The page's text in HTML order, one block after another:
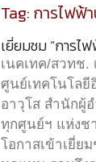
Tag: การไฟฟ้
เยี่ยมชม “การ
เนคเทค/สวทช
ศูนย์เทคโนโลยี
อาวุโส สำนักผู้
ทุกศูนย์ฯ แห่งช
โอกาสเข้าเยี่ย